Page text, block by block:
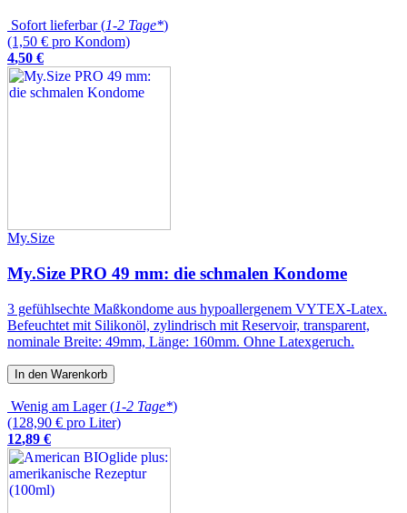
Sofort lieferbar (1-2 Tage*)
(1,50 € pro Kondom)
4,50 €
My.Size
My.Size PRO 49 mm: die schmalen Kondome
3 gefühlsechte Maßkondome aus hypoallergenem VYTEX-Latex.
Befeuchtet mit Silikonöl, zylindrisch mit Reservoir, transparent,
nominale Breite: 49mm, Länge: 160mm. Ohne Latexgeruch.
In den Warenkorb
Wenig am Lager (1-2 Tage*)
(128,90 € pro Liter)
12,89 €